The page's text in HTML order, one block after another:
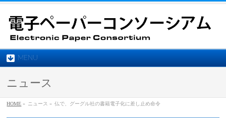
MENU
ニュース
HOME » ニュース » 仏で、グーグル社の書籍電子化に差し止め命令